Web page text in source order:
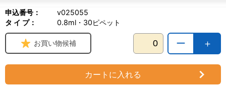
申込番号：
v025055
タ イ プ：
0.8ml・30ピペット
＋
ー
お買い物候補
カートに入れる